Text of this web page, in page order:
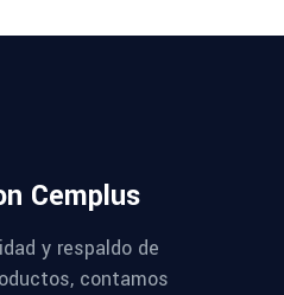
Cemplus
y respaldo de
contamos